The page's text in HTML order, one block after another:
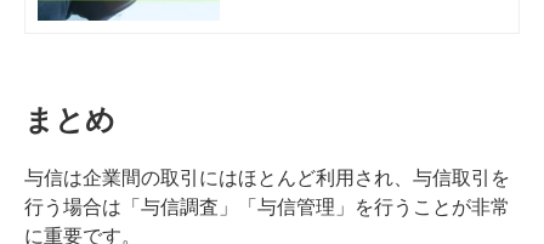
まとめ
与信は企業間の取引にはほとんど利用され、与信取引を
行う場合は「与信調査」「与信管理」を行うことが非常
に重要です。